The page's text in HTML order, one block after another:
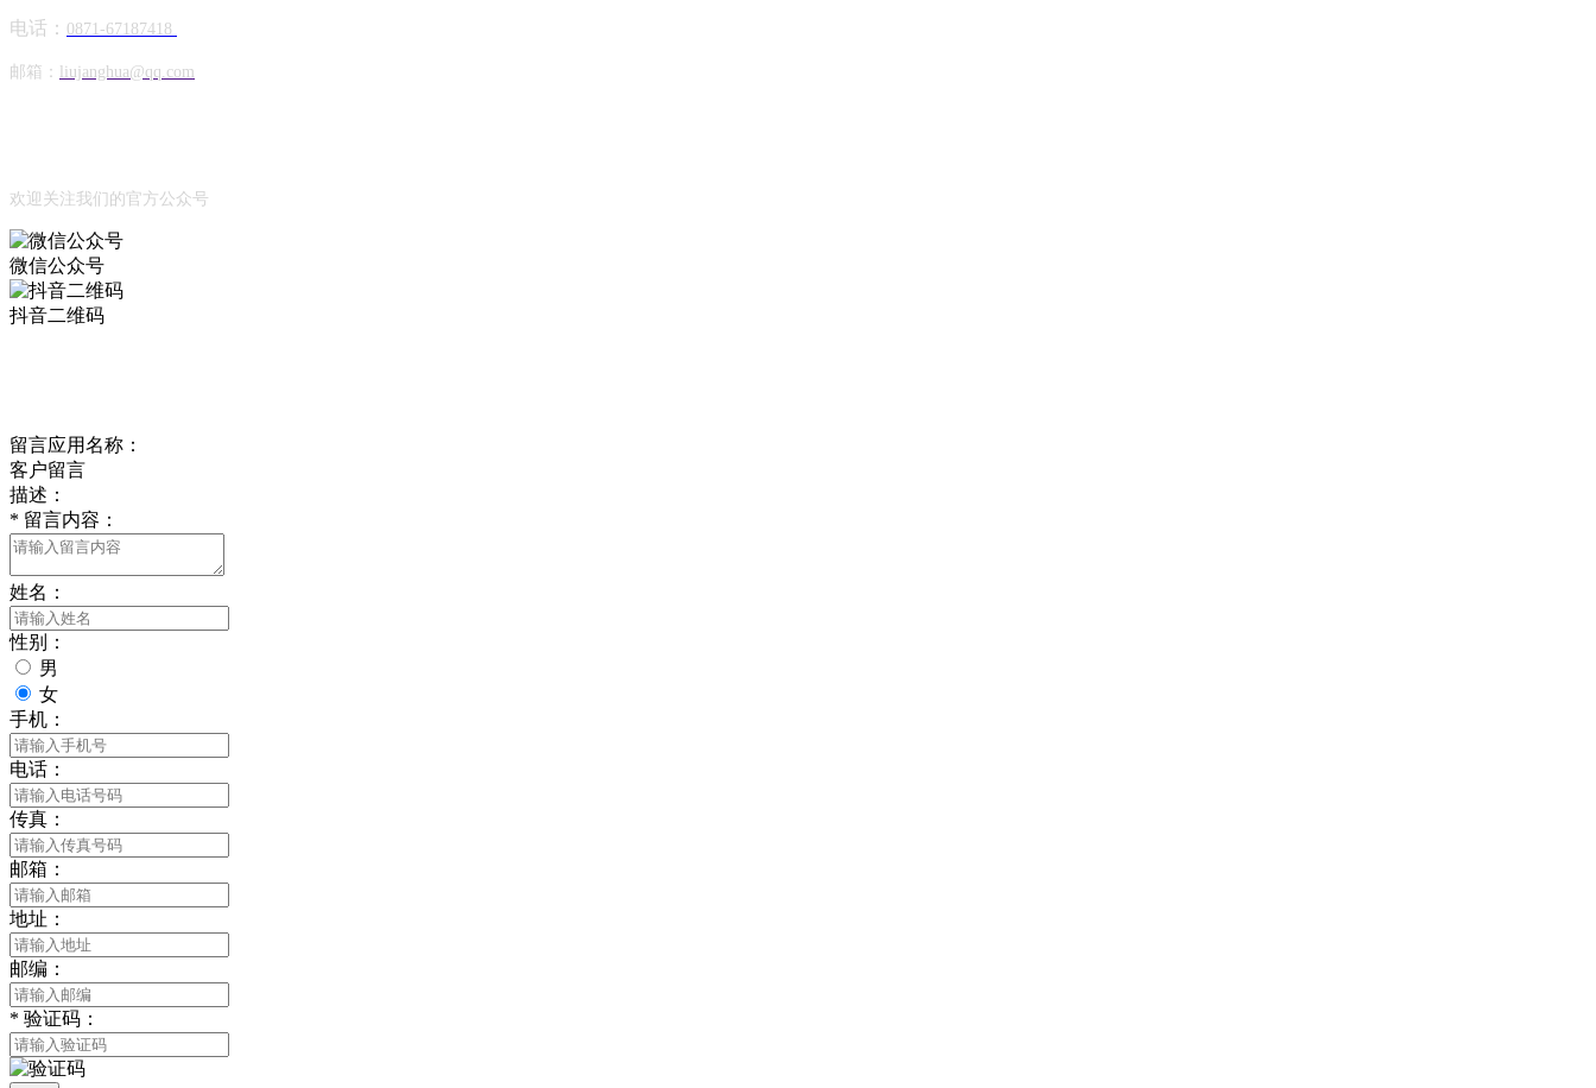
电话： 0871-67187418
邮箱： liujanghua@qq.com
欢迎关注我们的官方公众号
微信公众号
抖音二维码
留言应用名称：
客户留言
描述：
* 留言内容：
姓名：
性别：
男
女
手机：
电话：
传真：
邮箱：
地址：
邮编：
* 验证码：